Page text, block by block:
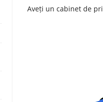
Aveți un cabinet de